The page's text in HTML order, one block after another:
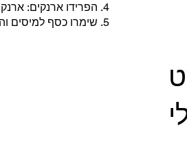
הפרידו ארנקים:
שימרו כסף למיסים